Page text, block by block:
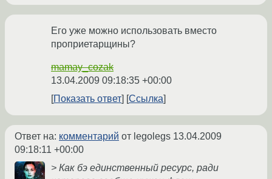
Его уже можно использовать вместо
проприетарщины?
mamay_cozak
13.04.2009 09:18:35 +00:00
Показать ответ
Ссылка
Ответ на: комментарий от legolegs 13.04.2009
09:18:11 +00:00
> Как бэ единственный ресурс, ради